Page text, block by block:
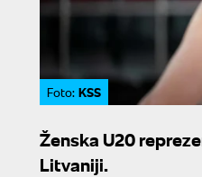
Foto: KSS
Ženska U20
Litvaniji.